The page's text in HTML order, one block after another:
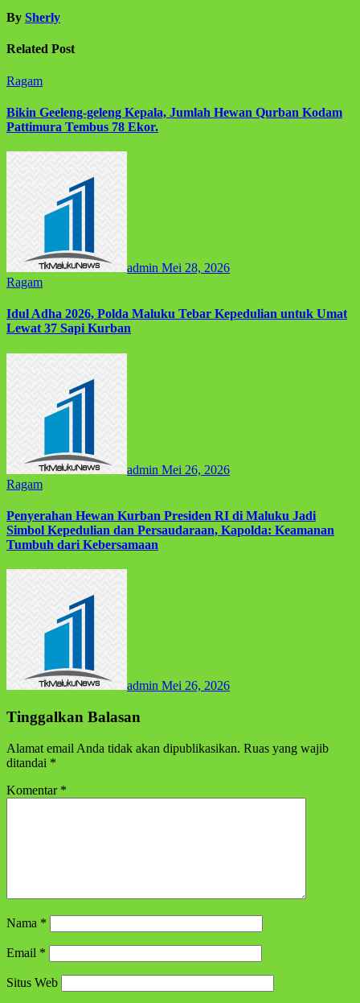
By Sherly
Related Post
Ragam
Bikin Geeleng-geleng Kepala, Jumlah Hewan Qurban Kodam
Pattimura Tembus 78 Ekor.
admin Mei 28, 2026
Ragam
Idul Adha 2026, Polda Maluku Tebar Kepedulian untuk Umat
Lewat 37 Sapi Kurban
admin Mei 26, 2026
Ragam
Penyerahan Hewan Kurban Presiden RI di Maluku Jadi
Simbol Kepedulian dan Persaudaraan, Kapolda: Keamanan
Tumbuh dari Kebersamaan
admin Mei 26, 2026
Tinggalkan Balasan
Alamat email Anda tidak akan dipublikasikan. Ruas yang wajib
ditandai *
Komentar *
Nama *
Email *
Situs Web